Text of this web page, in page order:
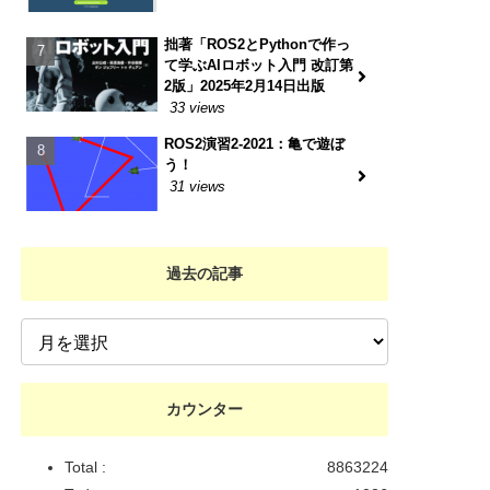
拙著「ROS2とPythonで作っ
て学ぶAIロボット入門 改訂第
2版」2025年2月14日出版
33 views
ROS2演習2-2021：亀で遊ぼ
う！
31 views
過去の記事
カウンター
8863224
Total :